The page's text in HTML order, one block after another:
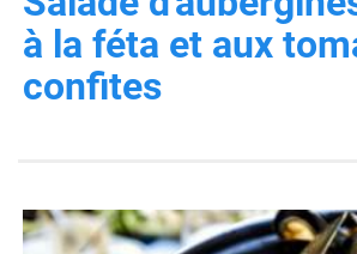
à la féta et aux
confites